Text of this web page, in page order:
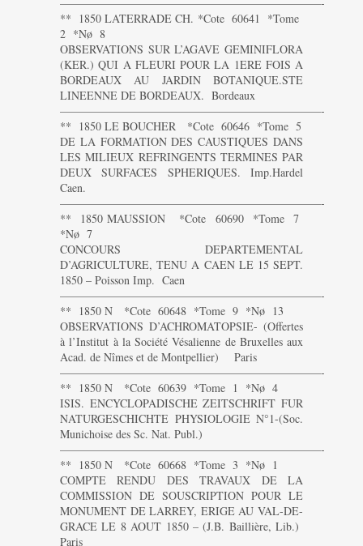
** 1850 LATERRADE CH. *Cote 60641 *Tome
2 *Nø 8
OBSERVATIONS SUR L’AGAVE GEMINIFLORA
(KER.) QUI A FLEURI POUR LA 1ERE FOIS A
BORDEAUX AU JARDIN BOTANIQUE.STE
LINEENNE DE BORDEAUX. Bordeaux
———————————————————————-
** 1850 LE BOUCHER *Cote 60646 *Tome 5
DE LA FORMATION DES CAUSTIQUES DANS
LES MILIEUX REFRINGENTS TERMINES PAR
DEUX SURFACES SPHERIQUES. Imp.Hardel
Caen.
———————————————————————-
** 1850 MAUSSION *Cote 60690 *Tome 7
*Nø 7
CONCOURS DEPARTEMENTAL
D’AGRICULTURE, TENU A CAEN LE 15 SEPT.
1850 – Poisson Imp. Caen
———————————————————————-
** 1850 N *Cote 60648 *Tome 9 *Nø 13
OBSERVATIONS D’ACHROMATOPSIE- (Offertes
à l’Institut à la Société Vésalienne de Bruxelles aux
Acad. de Nîmes et de Montpellier) Paris
———————————————————————-
** 1850 N *Cote 60639 *Tome 1 *Nø 4
ISIS. ENCYCLOPADISCHE ZEITSCHRIFT FUR
NATURGESCHICHTE PHYSIOLOGIE N°1-(Soc.
Munichoise des Sc. Nat. Publ.)
———————————————————————-
** 1850 N *Cote 60668 *Tome 3 *Nø 1
COMPTE RENDU DES TRAVAUX DE LA
COMMISSION DE SOUSCRIPTION POUR LE
MONUMENT DE LARREY, ERIGE AU VAL-DE-
GRACE LE 8 AOUT 1850 – (J.B. Baillière, Lib.)
Paris